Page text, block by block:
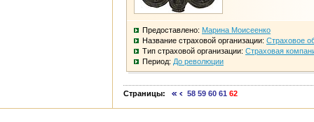
Предоставлено: Марина Моисеенко
Название страховой организации: Страховое
Тип страховой организации: Страховая
Период: До революции
Страницы: 58 59 60 61 62